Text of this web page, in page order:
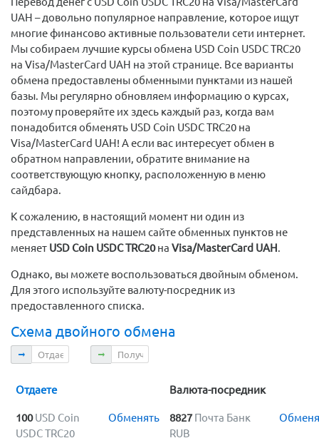
UAH – довольно популярное направление, которое ищут
многие финансово активные пользователи сети интернет.
Мы собираем лучшие курсы обмена USD Coin USDC TRC20
на Visa/MasterCard UAH на этой странице. Все варианты
обмена предоставлены обменными пунктами из нашей
базы. Мы регулярно обновляем информацию о курсах,
поэтому проверяйте их здесь каждый раз, когда вам
понадобится обменять USD Coin USDC TRC20 на
Visa/MasterCard UAH! А если вас интересует обмен в
обратном направлении, обратите внимание на
соответствующую кнопку, расположенную в меню
сайдбара.
К сожалению, в настоящий момент ни один из
представленных на нашем сайте обменных пунктов не
меняет USD Coin USDC TRC20на Visa/MasterCard UAH.
Однако, вы можете воспользоваться двойным обменом.
Для этого используйте валюту-посредник из
предоставленного списка.
Схема двойного обмена
Отдаете Получаете
Отдаете Валюта-посредник
100 USD Coin
USDC TRC20
Обменять 8827 Почта Банк
RUB